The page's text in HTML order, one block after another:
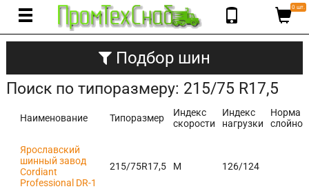
0 шт.
Подбор шин
Поиск по типоразмеру: 215/75 R17,5
Наименование Типоразмер
Индекс
скорости
Индекс
нагрузки
Норма
Ярославский
шинный завод
Cordiant
Professional DR-1
215/75R17,5 М 126/124